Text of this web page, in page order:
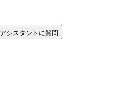
アシスタントに質問